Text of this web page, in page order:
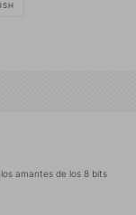
amantes de los 8 bits